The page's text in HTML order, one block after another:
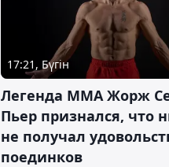
17:21, Бүгін
Легенда ММА Жорж
Пьер признался, что
не получал
поединков